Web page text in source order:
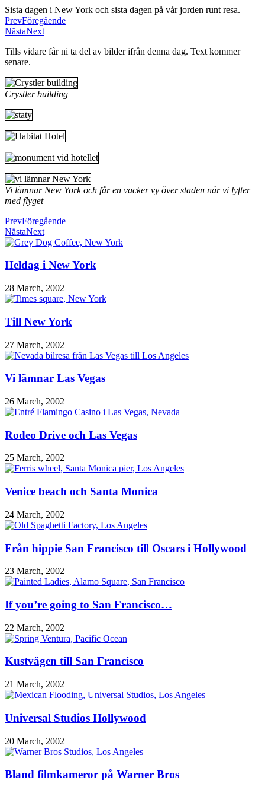
Sista dagen i New York och sista dagen på vår jorden runt resa.
PrevFöregående
NästaNext
Tills vidare får ni ta del av bilder ifrån denna dag. Text kommer
senare.
Crystler building
Vi lämnar New York och får en vacker vy över staden när vi lyfter
med flyget
PrevFöregående
NästaNext
Heldag i New York
28 March, 2002
Till New York
27 March, 2002
Vi lämnar Las Vegas
26 March, 2002
Rodeo Drive och Las Vegas
25 March, 2002
Venice beach och Santa Monica
24 March, 2002
Från hippie San Francisco till Oscars i Hollywood
23 March, 2002
If you’re going to San Francisco…
22 March, 2002
Kustvägen till San Francisco
21 March, 2002
Universal Studios Hollywood
20 March, 2002
Bland filmkameror på Warner Bros